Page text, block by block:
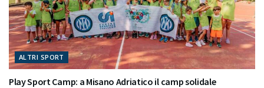
ALTRI SPORT
Play Sport Camp: a Misano Adriatico il camp solidale